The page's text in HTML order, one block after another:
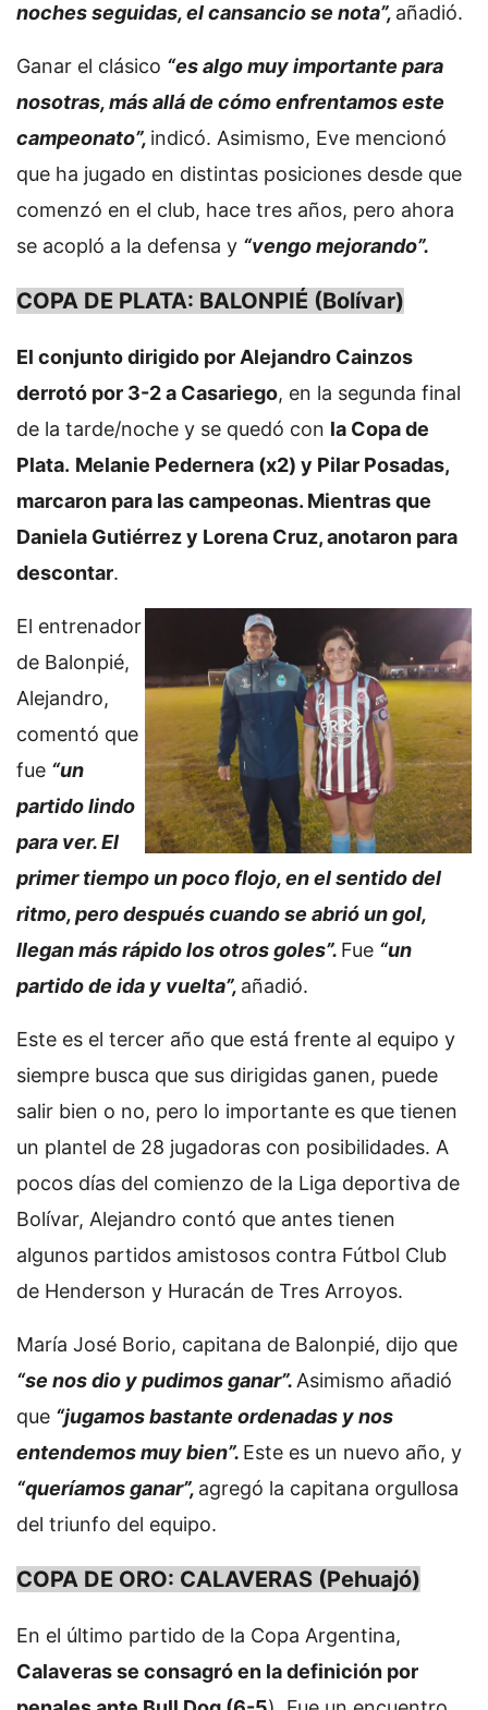
noches seguidas, el cansancio se nota”, añadió.
Ganar el clásico “es algo muy importante para
nosotras, más allá de cómo enfrentamos este
campeonato”, indicó. Asimismo, Eve mencionó
que ha jugado en distintas posiciones desde que
comenzó en el club, hace tres años, pero ahora
se acopló a la defensa y “vengo mejorando”.
COPA DE PLATA: BALONPIÉ (Bolívar)
El conjunto dirigido por Alejandro Cainzos
derrotó por 3-2 a Casariego, en la segunda final
de la tarde/noche y se quedó con la Copa de
Plata. Melanie Pedernera (x2) y Pilar Posadas,
marcaron para las campeonas. Mientras que
Daniela Gutiérrez y Lorena Cruz, anotaron para
descontar.
El entrenador
de Balonpié,
Alejandro,
comentó que
fue “un
partido lindo
para ver. El
primer tiempo un poco flojo, en el sentido del
ritmo, pero después cuando se abrió un gol,
llegan más rápido los otros goles”. Fue “un
partido de ida y vuelta”, añadió.
Este es el tercer año que está frente al equipo y
siempre busca que sus dirigidas ganen, puede
salir bien o no, pero lo importante es que tienen
un plantel de 28 jugadoras con posibilidades. A
pocos días del comienzo de la Liga deportiva de
Bolívar, Alejandro contó que antes tienen
algunos partidos amistosos contra Fútbol Club
de Henderson y Huracán de Tres Arroyos.
María José Borio, capitana de Balonpié, dijo que
“se nos dio y pudimos ganar”. Asimismo añadió
que “jugamos bastante ordenadas y nos
entendemos muy bien”. Este es un nuevo año, y
“queríamos ganar”, agregó la capitana orgullosa
del triunfo del equipo.
COPA DE ORO: CALAVERAS (Pehuajó)
En el último partido de la Copa Argentina,
Calaveras se consagró en la definición por